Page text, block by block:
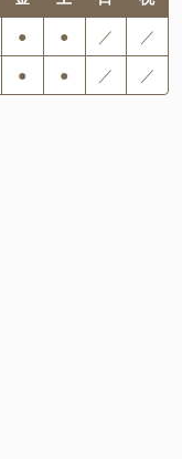
● ● ／ ／
● ● ／ ／